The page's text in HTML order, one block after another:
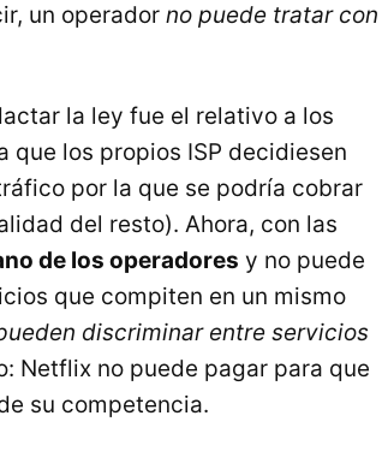
un operador no puede tratar con
la ley fue el relativo a los
que los propios ISP decidiesen
por la que se podría cobrar
del resto). Ahora, con las
de los operadores y no puede
que compiten en un mismo
discriminar entre servicios
Netflix no puede pagar para que
su competencia.